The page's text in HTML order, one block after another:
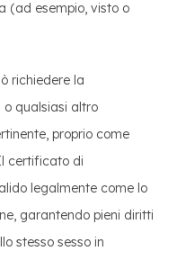
(ad esempio, visto o
richiedere la
o qualsiasi altro
proprio come
certificato di
legalmente come lo
garantendo pieni diritti
stesso sesso in